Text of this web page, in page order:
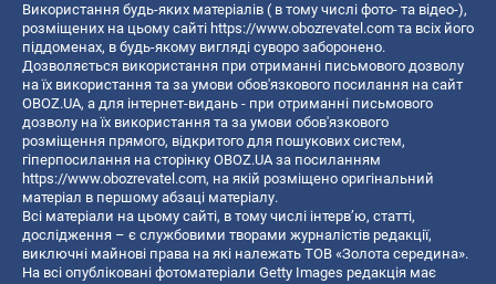
Використання будь-яких матеріалів ( в тому числі фото- та відео-),
розміщених на цьому сайті https://www.obozrevatel.com та всіх його
піддоменах, в будь-якому вигляді суворо заборонено.
Дозволяється використання при отриманні письмового дозволу
на їх використання та за умови обов'язкового посилання на сайт
OBOZ.UA, а для інтернет-видань - при отриманні письмового
дозволу на їх використання та за умови обов'язкового
розміщення прямого, відкритого для пошукових систем,
гіперпосилання на сторінку OBOZ.UA за посиланням
https://www.obozrevatel.com, на якій розміщено оригінальний
матеріал в першому абзаці матеріалу.
Всі матеріали на цьому сайті, в тому числі інтерв’ю, статті,
дослідження – є службовими творами журналістів редакції,
виключні майнові права на які належать ТОВ «Золота середина».
На всі опубліковані фотоматеріали Getty Images редакція має